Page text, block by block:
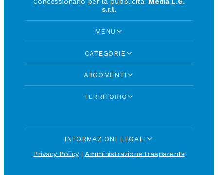
Concessionario per la pubblicità: Media L.G.
s.r.l.
MENU
CATEGORIE
ARGOMENTI
TERRITORIO
INFORMAZIONI LEGALI
Privacy Policy| Amministrazione trasparente